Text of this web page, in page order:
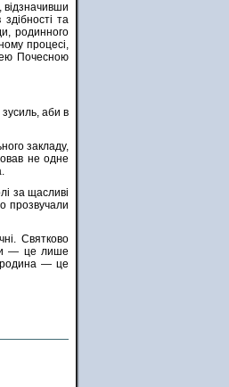
відзначивши
та
родинного
процесі,
Почесною
аби в
закладу,
не одне
за щасливі
прозвучали
Святково
— це лише
родина — це